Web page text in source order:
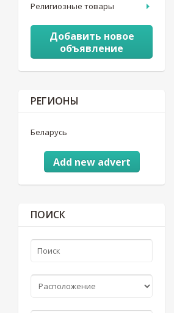
Религиозные товары
Добавить новое
объявление
РЕГИОНЫ
Беларусь
Add new advert
ПОИСК